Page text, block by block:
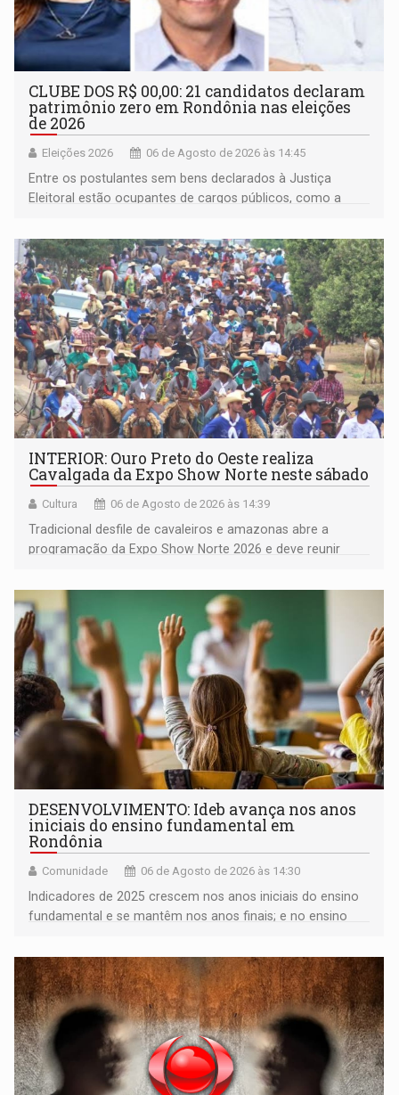
CLUBE DOS R$ 00,00: 21 candidatos declaram
patrimônio zero em Rondônia nas eleições
de 2026
Eleições 2026 06 de Agosto de 2026 às 14:45
Entre os postulantes sem bens declarados à Justiça
Eleitoral estão ocupantes de cargos públicos, como a
Pedro Geovar (PP) e a vice-prefeita Magna dos Anjos
(NOVO)
INTERIOR: Ouro Preto do Oeste realiza
Cavalgada da Expo Show Norte neste sábado
Cultura 06 de Agosto de 2026 às 14:39
Tradicional desfile de cavaleiros e amazonas abre a
programação da Expo Show Norte 2026 e deve reunir
DESENVOLVIMENTO: Ideb avança nos anos
iniciais do ensino fundamental em
Rondônia
Comunidade 06 de Agosto de 2026 às 14:30
Indicadores de 2025 crescem nos anos iniciais do ensino
fundamental e se mantêm nos anos finais; e no ensino